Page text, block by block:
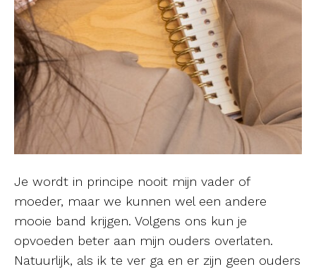
Je wordt in principe nooit mijn vader of
moeder, maar we kunnen wel een andere
mooie band krijgen. Volgens ons kun je
opvoeden beter aan mijn ouders overlaten.
Natuurlijk, als ik te ver ga en er zijn geen ouders